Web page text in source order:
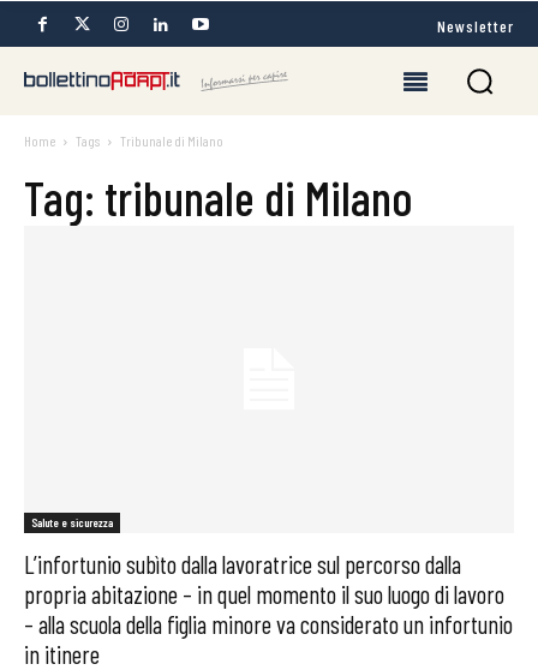
Newsletter
Home Tags Tribunale di Milano
Tag: tribunale di Milano
Salute e sicurezza
L’infortunio subìto dalla lavoratrice sul percorso dalla
propria abitazione – in quel momento il suo luogo di lavoro
– alla scuola della figlia minore va considerato un infortunio
in itinere